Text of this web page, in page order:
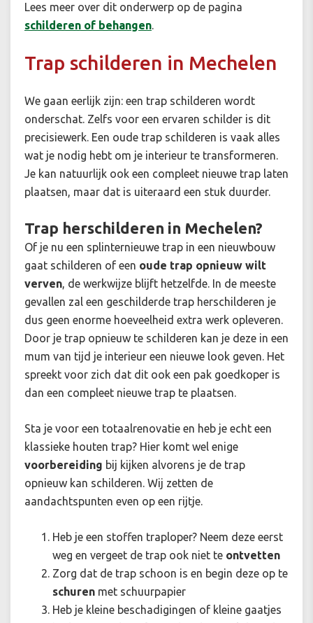
Lees meer over dit onderwerp op de pagina
schilderen of behangen.
Trap schilderen in Mechelen
We gaan eerlijk zijn: een trap schilderen wordt
onderschat. Zelfs voor een ervaren schilder is dit
precisiewerk. Een oude trap schilderen is vaak alles
wat je nodig hebt om je interieur te transformeren.
Je kan natuurlijk ook een compleet nieuwe trap laten
plaatsen, maar dat is uiteraard een stuk duurder.
Trap herschilderen in Mechelen?
Of je nu een splinternieuwe trap in een nieuwbouw
gaat schilderen of een oude trap opnieuw wilt
verven, de werkwijze blijft hetzelfde. In de meeste
gevallen zal een geschilderde trap herschilderen je
dus geen enorme hoeveelheid extra werk opleveren.
Door je trap opnieuw te schilderen kan je deze in een
mum van tijd je interieur een nieuwe look geven. Het
spreekt voor zich dat dit ook een pak goedkoper is
dan een compleet nieuwe trap te plaatsen.
Sta je voor een totaalrenovatie en heb je echt een
klassieke houten trap? Hier komt wel enige
voorbereiding bij kijken alvorens je de trap
opnieuw kan schilderen. Wij zetten de
aandachtspunten even op een rijtje.
Heb je een stoffen traploper? Neem deze eerst
weg en vergeet de trap ook niet te ontvetten
Zorg dat de trap schoon is en begin deze op te
schuren met schuurpapier
Heb je kleine beschadigingen of kleine gaatjes